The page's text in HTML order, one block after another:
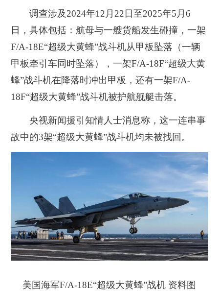
调查涉及2024年12月22日至2025年5月6
日，具体包括：航母与一艘货船发生碰撞，一架
F/A-18E“超级大黄蜂”战斗机从甲板坠落（一辆
甲板牵引车同时坠落），一架F/A-18F“超级大黄
蜂”战斗机在降落时冲出甲板，还有一架F/A-
18F“超级大黄蜂”战斗机被护航舰艇击落。
央视新闻援引知情人士消息称，这一连串事
故中的3架“超级大黄蜂”战斗机均未被找回。
美国海军F/A-18E“超级大黄蜂”战机 资料图